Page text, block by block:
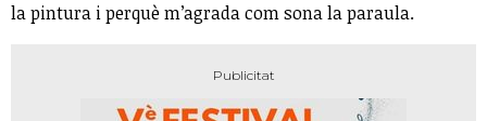
la pintura i perquè m’agrada com sona la paraula.